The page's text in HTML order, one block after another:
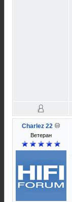
Charlez 22
Ветеран